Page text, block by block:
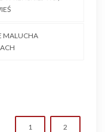
MALUCHA
1 2